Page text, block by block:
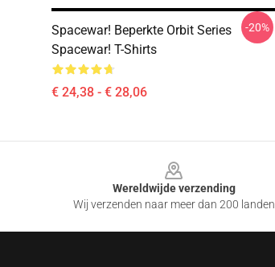
Spacewar! Beperkte Orbit Series
Spacewar! T-Shirts
€ 24,38 - € 28,06
-20%
Wereldwijde verzending
Wij verzenden naar meer dan 200 landen